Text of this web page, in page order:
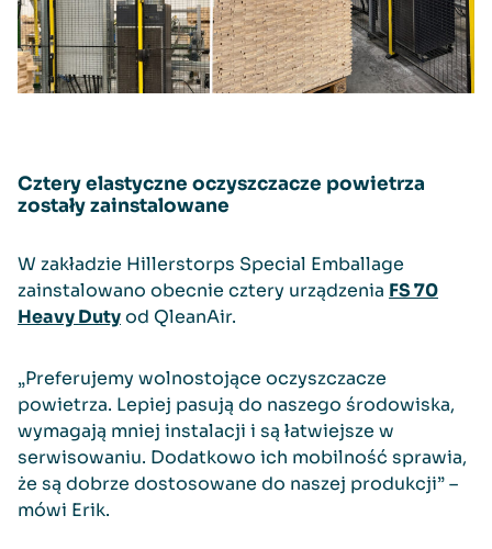
Cztery elastyczne oczyszczacze powietrza
zostały zainstalowane
W zakładzie Hillerstorps Special Emballage
zainstalowano obecnie cztery urządzenia FS 70
Heavy Dutyod QleanAir.
„Preferujemy wolnostojące oczyszczacze
powietrza. Lepiej pasują do naszego środowiska,
wymagają mniej instalacji i są łatwiejsze w
serwisowaniu. Dodatkowo ich mobilność sprawia,
że są dobrze dostosowane do naszej produkcji” –
mówi Erik.